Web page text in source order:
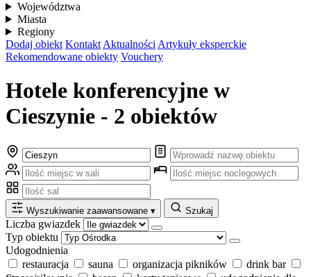
Województwa
Miasta
Regiony
Dodaj obiekt Kontakt Aktualności Artykuły eksperckie
Rekomendowane obiekty Vouchery
Hotele konferencyjne w
Cieszynie - 2 obiektów
Wyszukiwanie zaawansowane ▾ Szukaj
Liczba gwiazdek
Typ obiektu
Udogodnienia
restauracja
sauna organizacja pikników
drink bar